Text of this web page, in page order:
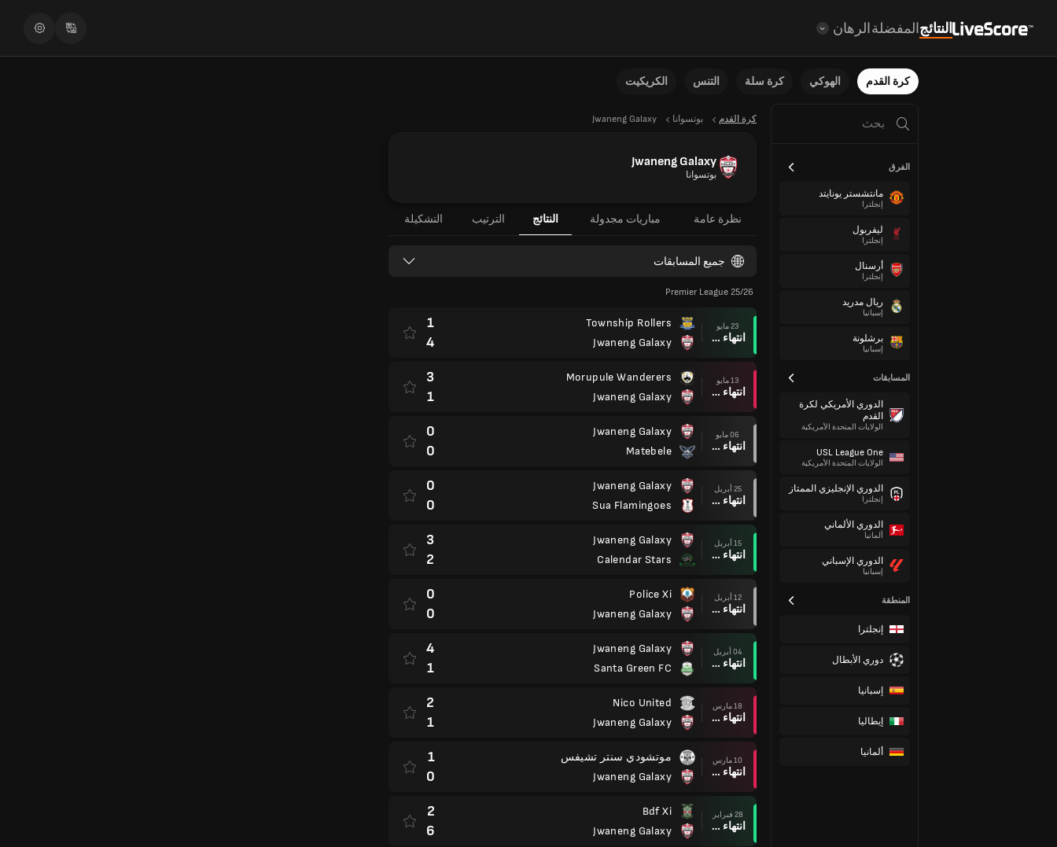
النتائجالمفضلةالرهان
كرة القدم الهوكي كرة سلة التنس الكريكيت
الفرق
مانتشستر يونايتد
إنجلترا
ليفربول
إنجلترا
أرسنال
إنجلترا
ريال مدريد
إسبانيا
برشلونة
إسبانيا
المسابقات
الدوري الأمريكي لكرة
القدم
الولايات المتحدة الأمريكية
USL League One
الولايات المتحدة الأمريكية
الدوري الإنجليزي الممتاز
إنجلترا
الدوري الألماني
ألمانيا
الدوري الإسباني
إسبانيا
المنطقة
إنجلترا
دوري الأبطال
إسبانيا
إيطاليا
ألمانيا
كرة القدم بوتسوانا Jwaneng Galaxy
Jwaneng Galaxy
بوتسوانا
نظرة عامة مباريات مجدولة النتائج الترتيب التشكيلة
جميع المسابقات
Premier League 25/26
23 مايو
انتهاء وقت المباراة
Township Rollers
Jwaneng Galaxy
1
4
13 مايو
انتهاء وقت المباراة
Morupule Wanderers
Jwaneng Galaxy
3
1
06 مايو
انتهاء وقت المباراة
Jwaneng Galaxy
Matebele
0
0
25 أبريل
انتهاء وقت المباراة
Jwaneng Galaxy
Sua Flamingoes
0
0
15 أبريل
انتهاء وقت المباراة
Jwaneng Galaxy
Calendar Stars
3
2
12 أبريل
انتهاء وقت المباراة
Police Xi
Jwaneng Galaxy
0
0
04 أبريل
انتهاء وقت المباراة
Jwaneng Galaxy
Santa Green FC
4
1
18 مارس
انتهاء وقت المباراة
Nico United
Jwaneng Galaxy
2
1
10 مارس
انتهاء وقت المباراة
موتشودي سنتر تشيفس
Jwaneng Galaxy
1
0
28 فبراير
انتهاء وقت المباراة
Bdf Xi
Jwaneng Galaxy
2
6